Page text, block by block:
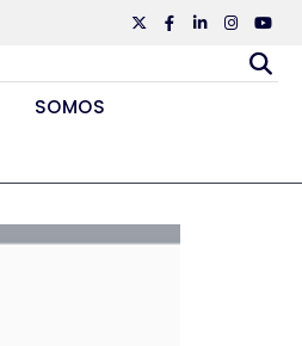
TwiiterFacebook
Linkedin
SOMOS